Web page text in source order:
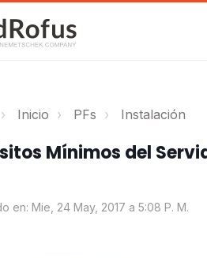
Inicio PFs Instalación
Mínimos del
en: Mie, 24 May, 2017 a 5:08 P. M.